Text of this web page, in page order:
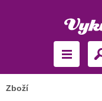
Zboží